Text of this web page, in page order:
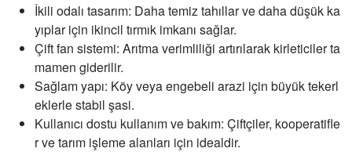
İkili odalı tasarım: Daha temiz tahıllar ve daha düşük ka
yıplar için ikincil tırmık imkanı sağlar.
Çift fan sistemi: Arıtma verimliliği artırılarak kirleticiler ta
mamen giderilir.
Sağlam yapı: Köy veya engebeli arazi için büyük tekerl
eklerle stabil şasi.
Kullanıcı dostu kullanım ve bakım: Çiftçiler, kooperatifle
r ve tarım işleme alanları için idealdir.